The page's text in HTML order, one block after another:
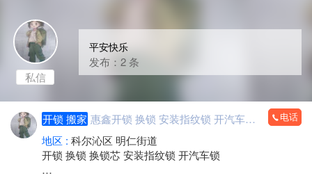
私信
平安快乐
发布：2 条
开锁 搬家 惠鑫开锁 换锁 安装指纹锁 开汽车锁24小时为你服务 电话
地区 : 科尔沁区 明仁街道
开锁 换锁 换锁芯 安装指纹锁 开汽车锁